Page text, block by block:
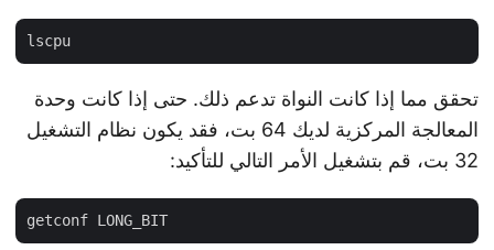
تحقق مما إذا كانت النواة تدعم ذلك. حتى إذا كانت وحدة
المعالجة المركزية لديك 64 بت، فقد يكون نظام التشغيل
32 بت، قم بتشغيل الأمر التالي للتأكيد: